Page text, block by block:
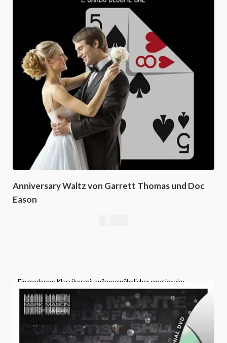
Anniversary Waltz von Garrett Thomas und Doc
Eason
Ein moderner Klassiker mit außergewöhnlicher emotionaler
Wirkung – der
Anniversary Waltz
gehört in das Repertoire jedes
ernsthaften Kartenmagiers.